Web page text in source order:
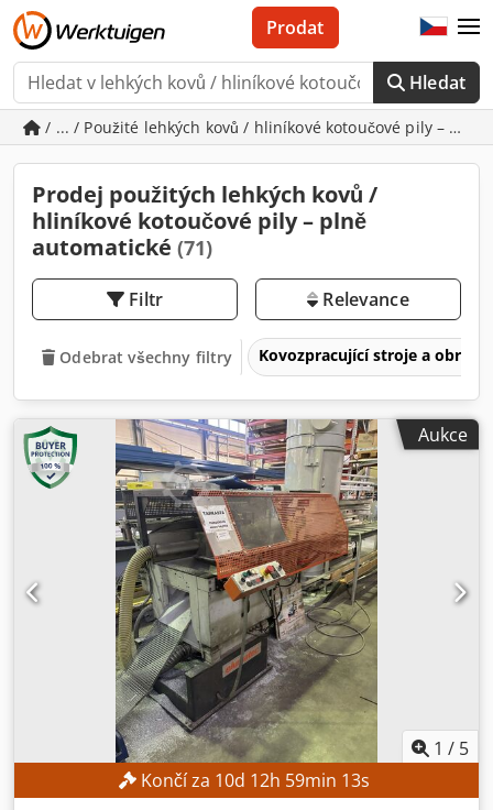
Hledat
Prodat
/ ... / Použité lehkých kovů / hliníkové kotoučové pily – plně
Prodej použitých lehkých kovů /
hliníkové kotoučové pily – plně
automatické (71)
Filtr Relevance
Odebrat všechny filtry Kovozpracující stroje a
Aukce
1 / 5
Končí za 10d 12h 59min 11s